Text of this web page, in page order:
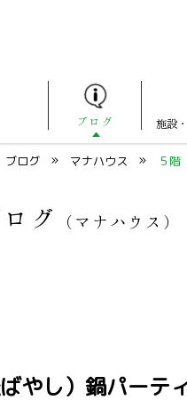
ブログ 施設・
ブログ マナハウス ５階
ログ （マナハウス）
やし）鍋パーテ